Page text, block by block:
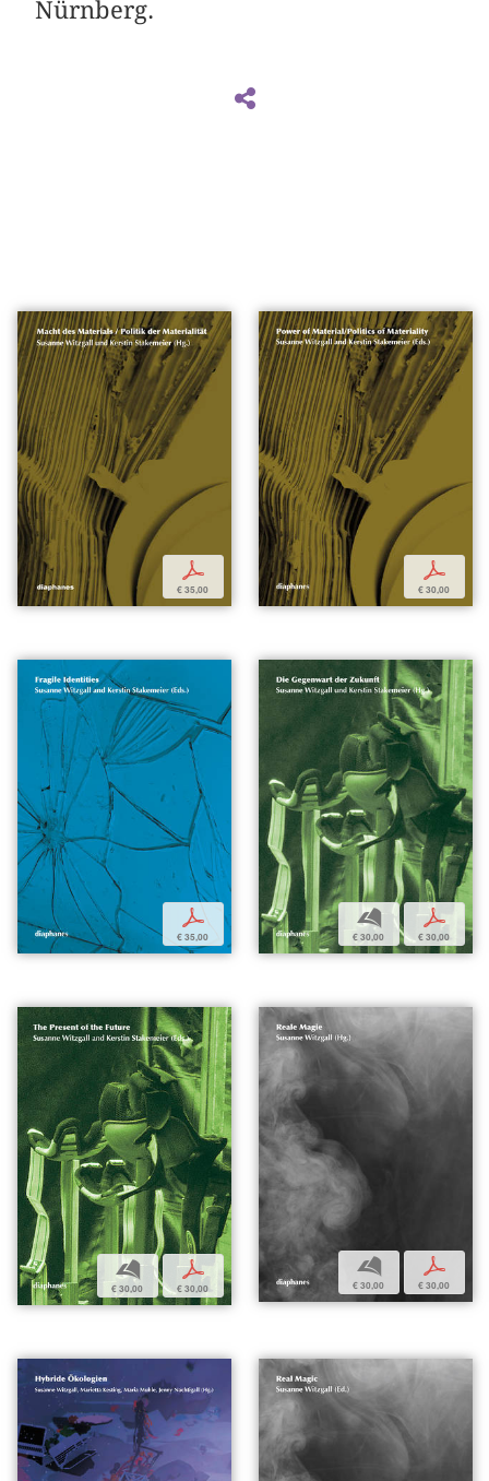
Nürnberg.
p
€ 35,00
p
€ 30,00
p
€ 35,00
b
€ 30,00
p
€ 30,00
b
€ 30,00
p
€ 30,00
b
€ 30,00
p
€ 30,00